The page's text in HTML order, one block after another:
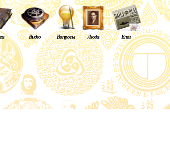
Видео Вопросы Люди Блог